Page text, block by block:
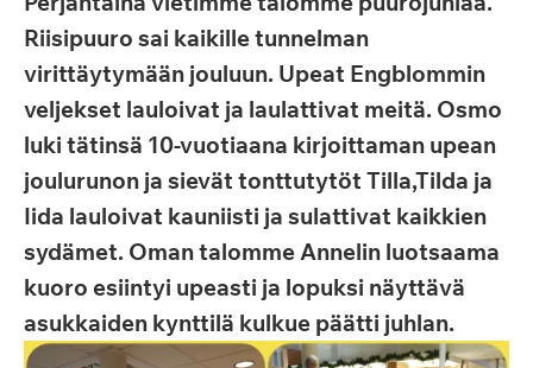
Riisipuuro sai kaikille tunnelman
virittäytymään jouluun. Upeat Engblommin
veljekset lauloivat ja laulattivat meitä. Osmo
luki tätinsä 10-vuotiaana kirjoittaman upean
joulurunon ja sievät tonttutytöt Tilla,Tilda ja
Iida lauloivat kauniisti ja sulattivat kaikkien
sydämet. Oman talomme Annelin luotsaama
kuoro esiintyi upeasti ja lopuksi näyttävä
asukkaiden kynttilä kulkue päätti juhlan.